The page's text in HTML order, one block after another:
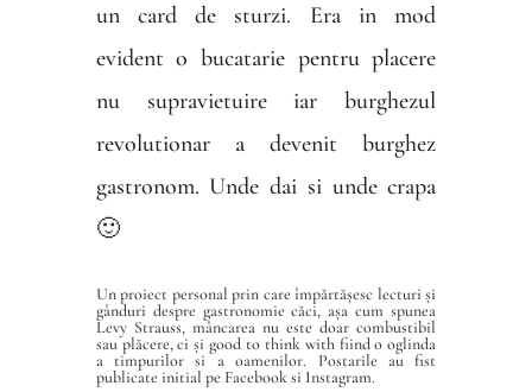
un card de sturzi. Era in mod
evident o bucatarie pentru placere
nu supravietuire iar burghezul
revolutionar a devenit burghez
gastronom. Unde dai si unde crapa
🙂
Un proiect personal prin care împărtășesc lecturi și
gânduri despre gastronomie căci, așa cum spunea
Levy Strauss, mâncarea nu este doar combustibil
sau plăcere, ci și good to think with fiind o oglinda
a timpurilor si a oamenilor. Postarile au fist
publicate initial pe Facebook si Instagram.